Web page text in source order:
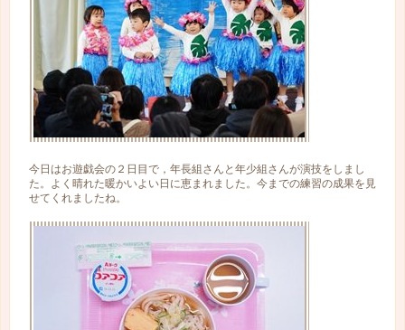
今日はお遊戯会の２日目で，年長組さんと年少組さんが演技をしまし
た。よく晴れた暖かいよい日に恵まれました。今までの練習の成果を見
せてくれましたね。